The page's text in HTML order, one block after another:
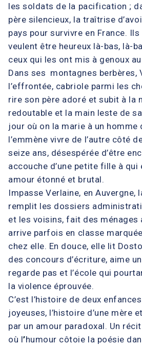
les soldats de la pacification ;
père silencieux, la traîtrise
pays pour survivre en France.
veulent être heureux là-bas, là-
ceux qui les ont mis à genoux
Dans ses montagnes berbères,
l’effrontée, cabriole parmi les
rire son père adoré et subit à la
redoutable et la main leste de
jour où on la marie à un homme
l’emmène vivre de l’autre côté
seize ans, désespérée d’être
accouche d’une petite fille à qui
amour étonné et brutal.
Impasse Verlaine, en Auvergne,
remplit les dossiers
et les voisins, fait des ménages
arrive parfois en classe
chez elle. En douce, elle lit
des concours d’écriture, aime
regarde pas et l’école qui
la violence éprouvée.
C’est l’histoire de deux
joyeuses, l’histoire d’une mère
par un amour paradoxal. Un
où l’humour côtoie la poésie